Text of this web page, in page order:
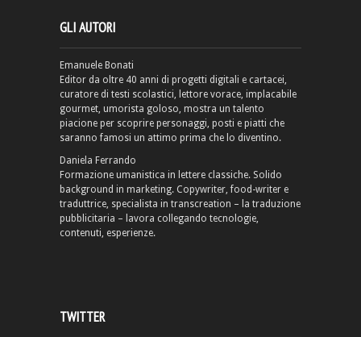
GLI AUTORI
Emanuele Bonati
Editor da oltre 40 anni di progetti digitali e cartacei,
curatore di testi scolastici, lettore vorace, implacabile
gourmet, umorista goloso, mostra un talento
piacione per scoprire personaggi, posti e piatti che
saranno famosi un attimo prima che lo diventino.
Daniela Ferrando
Formazione umanistica in lettere classiche. Solido
background in marketing. Copywriter, food-writer e
traduttrice, specialista in transcreation – la traduzione
pubblicitaria – lavora collegando tecnologie,
contenuti, esperienze.
TWITTER